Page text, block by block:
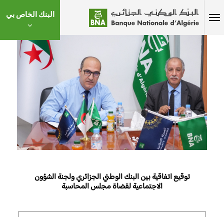
البنك الخاص بي
توقيع اتفاقية بين البنك الوطني الجزائري ولجنة الشؤون
الاجتماعية لقضاة مجلس المحاسبة